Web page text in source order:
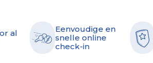
al
Eenvoudige en
snelle online
check-in